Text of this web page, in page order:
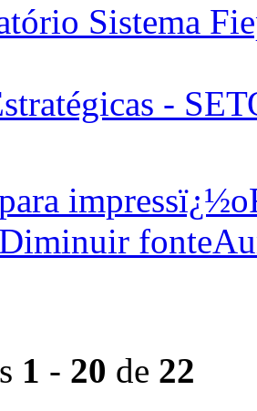
Sistema
-
impressï¿½o
Diminuir fonte
1 - 20 de 22